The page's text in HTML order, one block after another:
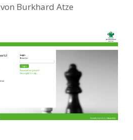
von Burkhard Atze